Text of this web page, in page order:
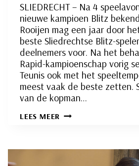
SLIEDRECHT – Na 4
nieuwe kampioen Blitz
Rooijen mag een jaar door
beste Sliedrechtse Blitz-
deelnemers voor. Na het
Rapid-kampioenschap vorig
Teunis ook met het
meest vaak de beste zetten.
van de kopman…
LEES MEER BLITZ-
IN